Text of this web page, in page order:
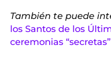
También te puede
los Santos de los
ceremonias